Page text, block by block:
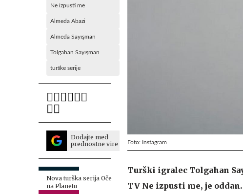
Ne izpusti me
Almeda Abazi
Almeda Sayışman
Tolgahan Sayışman
turške serije
Dodajte med
prednostne vire
Nova turška serija Oče
na Planetu
Foto: Instagram
Turški igralec Tolgahan
TV Ne izpusti me, je